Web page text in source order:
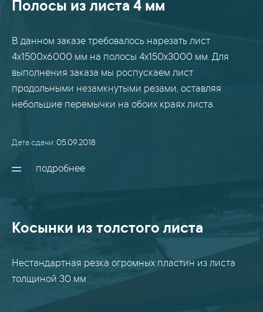
Полосы из листа 4 мм
В данном заказе требовалось нарезать лист
4х1500х6000 мм на полосы 4х150х3000 мм. Для
выполнения заказа мы роспускаем лист
продольными незамкнутыми резами, оставляя
небольшие перемычки на обоих краях листа.
Дата сдачи:05.09.2018
подробнее
Косынки из толстого листа
Нестандартная резка огромных пластин из листа
толщиной 30 мм